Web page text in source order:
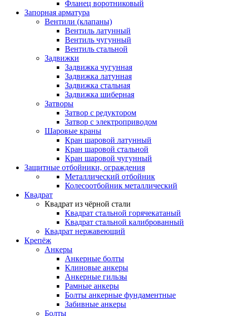
Фланец воротниковый
Запорная арматура
Вентили (клапаны)
Вентиль латунный
Вентиль чугунный
Вентиль стальной
Задвижки
Задвижка чугунная
Задвижка латунная
Задвижка стальная
Задвижка шиберная
Затворы
Затвор с редуктором
Затвор с электроприводом
Шаровые краны
Кран шаровой латунный
Кран шаровой стальной
Кран шаровой чугунный
Защитные отбойники, ограждения
Металлический отбойник
Колесоотбойник металлический
Квадрат
Квадрат из чёрной стали
Квадрат стальной горячекатаный
Квадрат стальной калиброванный
Квадрат нержавеющий
Крепёж
Анкеры
Анкерные болты
Клиновые анкеры
Анкерные гильзы
Рамные анкеры
Болты анкерные фундаментные
Забивные анкеры
Болты